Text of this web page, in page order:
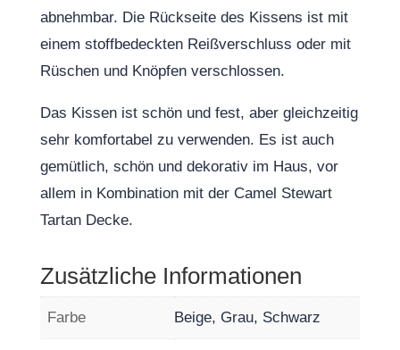
abnehmbar. Die Rückseite des Kissens ist mit
einem stoffbedeckten Reißverschluss oder mit
Rüschen und Knöpfen verschlossen.
Das Kissen ist schön und fest, aber gleichzeitig
sehr komfortabel zu verwenden. Es ist auch
gemütlich, schön und dekorativ im Haus, vor
allem in Kombination mit der Camel Stewart
Tartan Decke.
Zusätzliche Informationen
Farbe Beige, Grau, Schwarz